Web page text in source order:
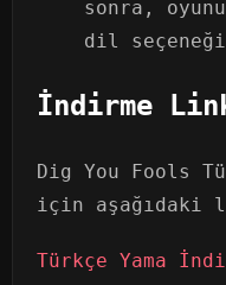
sonra,
dil
İndirme
Dig You Fools
için aşağıdaki
Türkçe Yama